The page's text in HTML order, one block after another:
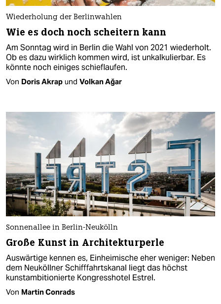
Wiederholung der Berlinwahlen
Wie es doch noch scheitern kann
Am Sonntag wird in Berlin die Wahl von 2021 wiederholt.
Ob es dazu wirklich kommen wird, ist unkalkulierbar. Es
könnte noch einiges schieflaufen.
Von Doris Akrap und Volkan Ağar
Sonnenallee in Berlin-Neukölln
Große Kunst in Architekturperle
Auswärtige kennen es, Einheimische eher weniger: Neben
dem Neuköllner Schifffahrtskanal liegt das höchst
kunstambitionierte Kongresshotel Estrel.
Von Martin Conrads